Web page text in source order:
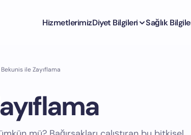
HizmetlerimizDiyet Bilgileri Sağlık
Bekunis ile Zayıflama